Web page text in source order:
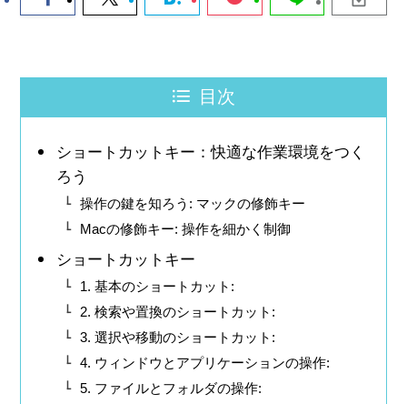
目次
ショートカットキー：快適な作業環境をつく
ろう
操作の鍵を知ろう: マックの修飾キー
Macの修飾キー: 操作を細かく制御
ショートカットキー
1. 基本のショートカット:
2. 検索や置換のショートカット:
3. 選択や移動のショートカット:
4. ウィンドウとアプリケーションの操作:
5. ファイルとフォルダの操作: